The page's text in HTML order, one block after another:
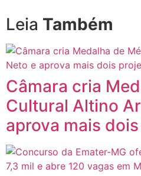
Leia Também
Câmara cria
Cultural Altino
aprova mais